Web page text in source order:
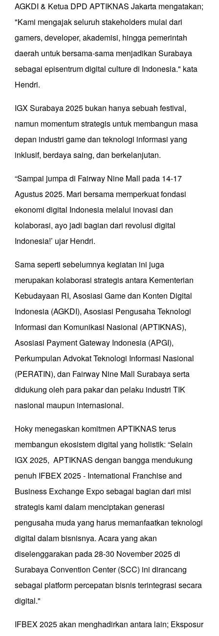
AGKDI & Ketua DPD APTIKNAS Jakarta mengatakan;
"Kami mengajak seluruh stakeholders mulai dari
gamers, developer, akademisi, hingga pemerintah
daerah untuk bersama-sama menjadikan Surabaya
sebagai episentrum digital culture di Indonesia." kata
Hendri.
IGX Surabaya 2025 bukan hanya sebuah festival,
namun momentum strategis untuk membangun masa
depan industri game dan teknologi informasi yang
inklusif, berdaya saing, dan berkelanjutan.
“Sampai jumpa di Fairway Nine Mall pada 14-17
Agustus 2025. Mari bersama memperkuat fondasi
ekonomi digital Indonesia melalui inovasi dan
kolaborasi, ayo jadi bagian dari revolusi digital
Indonesia!’ ujar Hendri.
Sama seperti sebelumnya kegiatan ini juga
merupakan kolaborasi strategis antara Kementerian
Kebudayaan RI, Asosiasi Game dan Konten Digital
Indonesia (AGKDI), Asosiasi Pengusaha Teknologi
Informasi dan Komunikasi Nasional (APTIKNAS),
Asosiasi Payment Gateway Indonesia (APGI),
Perkumpulan Advokat Teknologi Informasi Nasional
(PERATIN), dan Fairway Nine Mall Surabaya serta
didukung oleh para pakar dan pelaku industri TIK
nasional maupun internasional.
Hoky menegaskan komitmen APTIKNAS terus
membangun ekosistem digital yang holistik: “Selain
IGX 2025, APTIKNAS dengan bangga mendukung
penuh IFBEX 2025 - International Franchise and
Business Exchange Expo sebagai bagian dari misi
strategis kami dalam menciptakan generasi
pengusaha muda yang harus memanfaatkan teknologi
digital dalam bisnisnya. Acara yang akan
diselenggarakan pada 28-30 November 2025 di
Surabaya Convention Center (SCC) ini dirancang
sebagai platform percepatan bisnis terintegrasi secara
digital."
IFBEX 2025 akan menghadirkan antara lain; Eksposur